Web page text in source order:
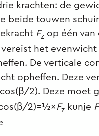
krachten: de
beide touwen
Fzop één van
het
De verticale
opheffen. Deze
2). Deze moet
2)=½×Fzkunje F